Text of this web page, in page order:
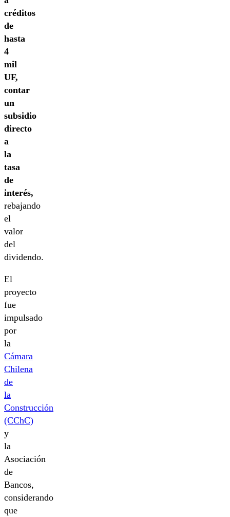
créditos
de
hasta
4
mil
UF,
contar
un
subsidio
directo
a
la
tasa
de
interés,
rebajando
el
valor
del
dividendo.
El
proyecto
fue
impulsado
por
la
Cámara
Chilena
de
la
Construcción
(CChC)
y
la
Asociación
de
Bancos,
considerando
que